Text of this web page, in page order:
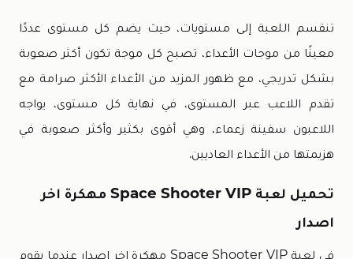
تنقسم اللعبة إلى مستويات، حيث يضم كل مستوى عددًا
معينًا من موجات الأعداء، تصبح كل موجة تكون أكثر صعوبة
بشكل تدريجي، مع ظهور المزيد من الأعداء الأكثر صرامة مع
تقدم اللاعب عبر المستوى، في نهاية كل مستوى، يواجه
اللاعبون سفينة زعماء، وهي أقوى بكثير وأكثر صعوبة في
هزيمتها من الأعداء العاديين.
تحميل لعبة Space Shooter VIP مهكرة اخر
اصدار
في لعبة Space Shooter VIP مهكرة اخر اصدار عندما يقوم